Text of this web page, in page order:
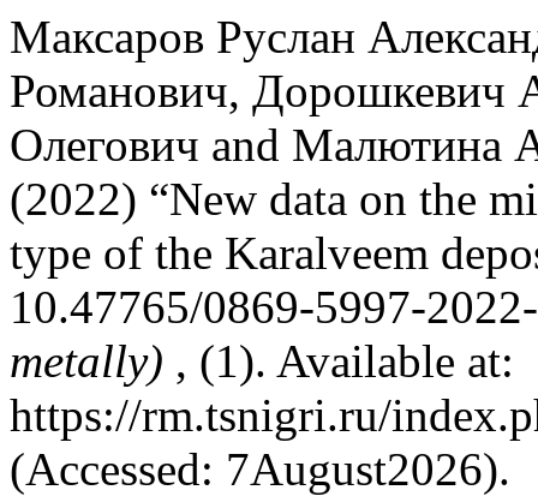
Максаров Руслан
Романович, Дорошкевич
Олегович and Малютина
(2022) “New data on the
type of the Karalveem
10.47765/0869-5997-
metally) , (1). Available at:
https://rm.tsnigri.ru/
(Accessed: 7August2026).